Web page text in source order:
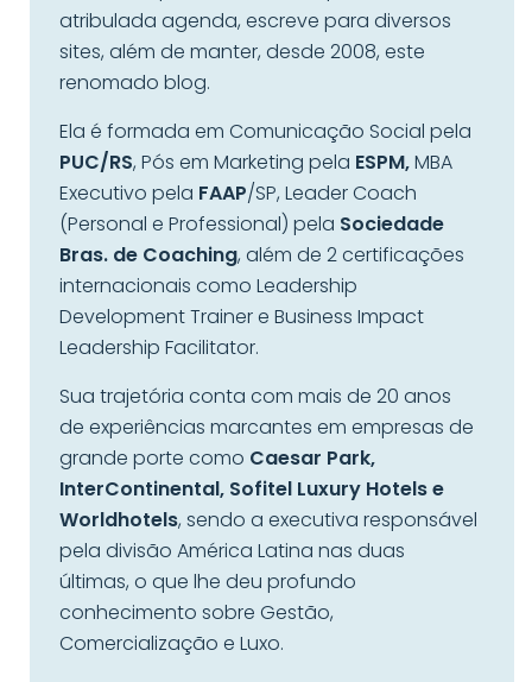
atribulada agenda, escreve para diversos
sites, além de manter, desde 2008, este
renomado blog.
Ela é formada em Comunicação Social pela
PUC/RS, Pós em Marketing pela ESPM,MBA
Executivo pela FAAP/SP, Leader Coach
(Personal e Professional) pela Sociedade
Bras. de Coaching, além de 2 certificações
internacionais como Leadership
Development Trainer e Business Impact
Leadership Facilitator.
Sua trajetória conta com mais de 20 anos
de experiências marcantes em empresas de
grande porte como Caesar Park,
InterContinental, Sofitel Luxury Hotels e
Worldhotels, sendo a executiva responsável
pela divisão América Latina nas duas
últimas, o que lhe deu profundo
conhecimento sobre Gestão,
Comercialização e Luxo.